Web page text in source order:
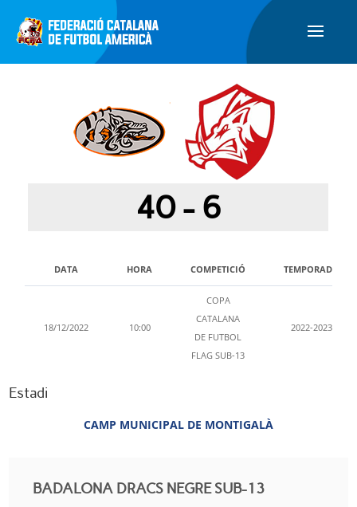
40- 6
DATA HORA COMPETICIÓ TEMPORADA
18/12/2022 10:00
COPA
CATALANA
DE FUTBOL
FLAG SUB-13
2022-2023
Estadi
CAMP MUNICIPAL DE MONTIGALÀ
BADALONA DRACS NEGRE SUB-13